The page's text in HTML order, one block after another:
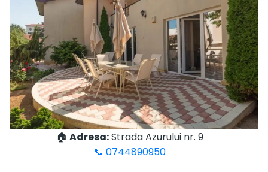
🏠 Adresa:Strada Azurului nr. 9
📞 0744890950